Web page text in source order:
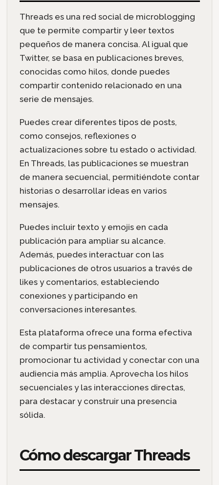
Threads es una red social de microblogging
que te permite compartir y leer textos
pequeños de manera concisa. Al igual que
Twitter, se basa en publicaciones breves,
conocidas como hilos, donde puedes
compartir contenido relacionado en una
serie de mensajes.
Puedes crear diferentes tipos de posts,
como consejos, reflexiones o
actualizaciones sobre tu estado o actividad.
En Threads, las publicaciones se muestran
de manera secuencial, permitiéndote contar
historias o desarrollar ideas en varios
mensajes.
Puedes incluir texto y emojis en cada
publicación para ampliar su alcance.
Además, puedes interactuar con las
publicaciones de otros usuarios a través de
likes y comentarios, estableciendo
conexiones y participando en
conversaciones interesantes.
Esta plataforma ofrece una forma efectiva
de compartir tus pensamientos,
promocionar tu actividad y conectar con una
audiencia más amplia. Aprovecha los hilos
secuenciales y las interacciones directas,
para destacar y construir una presencia
sólida.
Cómo descargar Threads